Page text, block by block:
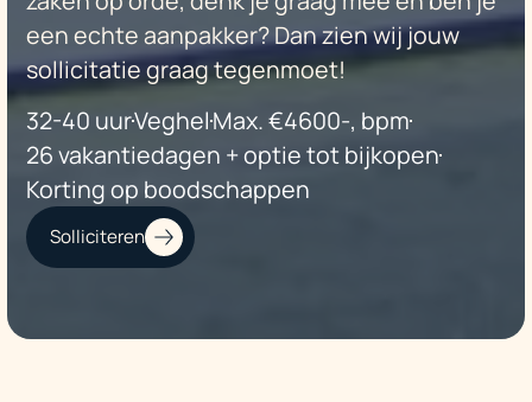
een echte aanpakker? Dan zien wij jouw
sollicitatie graag tegenmoet!
32-40 uurVeghelMax. €4600-, bpm
26 vakantiedagen + optie tot bijkopen
Korting op boodschappen
Solliciteren